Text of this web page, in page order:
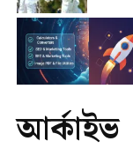
আর্কাইভ